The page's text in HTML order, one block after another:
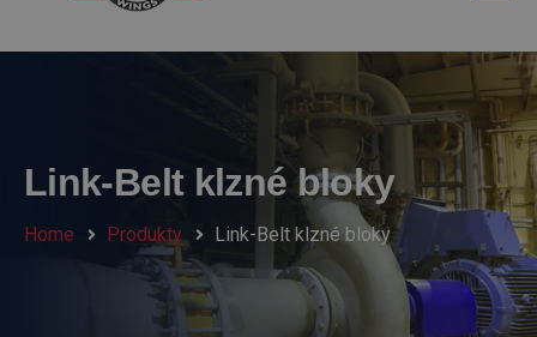
Link-Belt klzné bloky
Home Produkty Link-Belt klzné bloky